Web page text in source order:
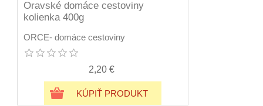
Oravské domáce cestoviny
kolienka 400g
ORCE- domáce cestoviny
2,20 €
KÚPIŤ PRODUKT